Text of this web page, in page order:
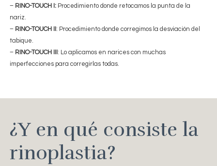
– RINO-TOUCH I: Procedimiento donde retocamos la punta de la
nariz.
– RINO-TOUCH II: Procedimiento donde corregimos la desviación del
tabique.
– RINO-TOUCH III: Lo aplicamos en narices con muchas
imperfecciones para corregirlas todas.
¿Y en qué consiste la
rinoplastia?